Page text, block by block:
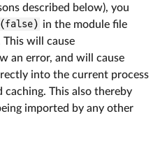
described below), you
in the module file
will cause
an error, and will cause
into the current process
caching. This also thereby
imported by any other